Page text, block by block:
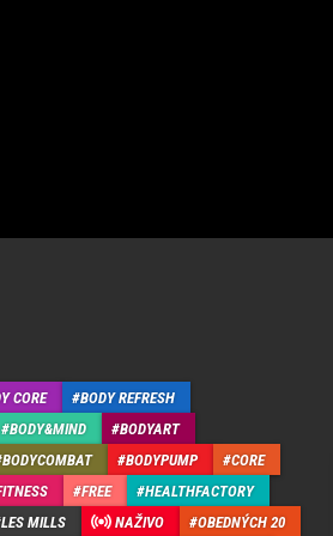
CORE
BODY REFRESH
BODY&MIND
BODYART
BODYCOMBAT BODYPUMP
CORE
FREE
HEALTHFACTORY
LES MILLS NAŽIVO OBEDNÝCH 20